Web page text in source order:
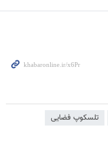
تلسکوپ فضایی